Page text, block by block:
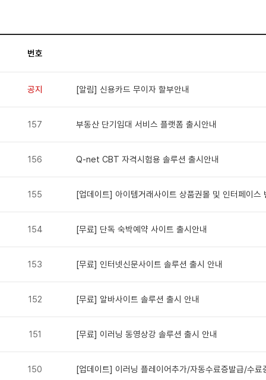
번호
공지 [알림] 신용카드 무이자 할부안내
157 부동산 단기임대 서비스 플랫폼 출시안내
156 Q-net CBT 자격시험용 솔루션 출시안내
155 [업데이트] 아이템거래사이트 상품권몰 및 인터페이스
154 [무료] 단독 숙박예약 사이트 출시안내
153 [무료] 인터넷신문사이트 솔루션 출시 안내
152 [무료] 알바사이트 솔루션 출시 안내
151 [무료] 이러닝 동영상강 솔루션 출시 안내
150 [업데이트] 이러닝 플레이어추가/자동수료증발급/수료